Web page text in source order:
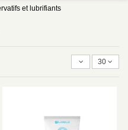
et lubrifiants
30